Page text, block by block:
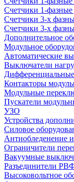
Счетчики 1-
Счетчики 3-х
Счетчики 3-х
Дополнительное
Модульное
Автоматические
Выключатели
Контакторы
Модульные
Пускатели
УЗО
Устройства
Силовое
Антиобледенение
Ограничители
Вакуумные
Разъединители
Высоковольтное